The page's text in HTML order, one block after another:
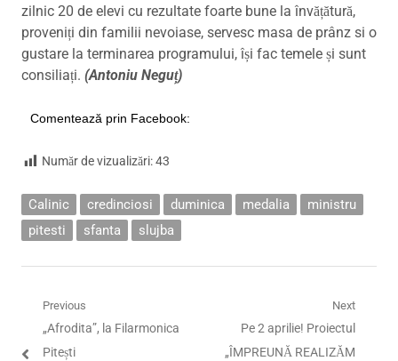
zilnic 20 de elevi cu rezultate foarte bune la învățătură,
proveniți din familii nevoiase, servesc masa de prânz si o
gustare la terminarea programului, își fac temele și sunt
consiliați. (Antoniu Neguț)
Comentează prin Facebook:
Număr de vizualizări:43
Calinic credinciosi duminica medalia
ministru
pitesti
sfanta slujba
Navigare
Previous
Previous
post:
„Afrodita”, la Filarmonica
Pitești
Next
Next
post:
Pe 2 aprilie! Proiectul
„ÎMPREUNĂ REALIZĂM